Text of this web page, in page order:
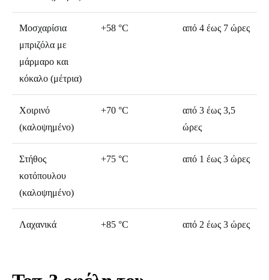
Μοσχαρίσια
μπριζόλα με
μάρμαρο και
κόκαλο (μέτρια)
+58 °C από 4 έως 7 ώρες
Χοιρινό
(καλοψημένο)
+70 °C
από 3 έως 3,5
ώρες
Στήθος
κοτόπουλου
(καλοψημένο)
+75 °C από 1 έως 3 ώρες
Λαχανικά +85 °C από 2 έως 3 ώρες